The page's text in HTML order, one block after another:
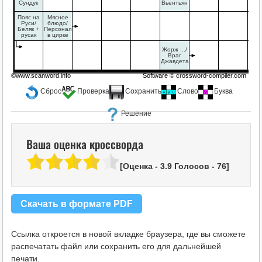
Сброс Проверка Сохранить Слово Буква
Решение
Сундук
Вьентьян
Пояс на
Руси/
Беляк +
русак
Мясное
блюдо/
Персонал
в цирке
Жорж .../
Враг
Джавдета
©www.scanword.info Software ©crossword-compiler.com
Ваша оценка кроссворда
[Оценка - 3.9Голосов - 76]
Скачать в формате PDF
Ссылка откроется в новой вкладке браузера, где вы сможете
распечатать файл или сохранить его для дальнейшей
печати.